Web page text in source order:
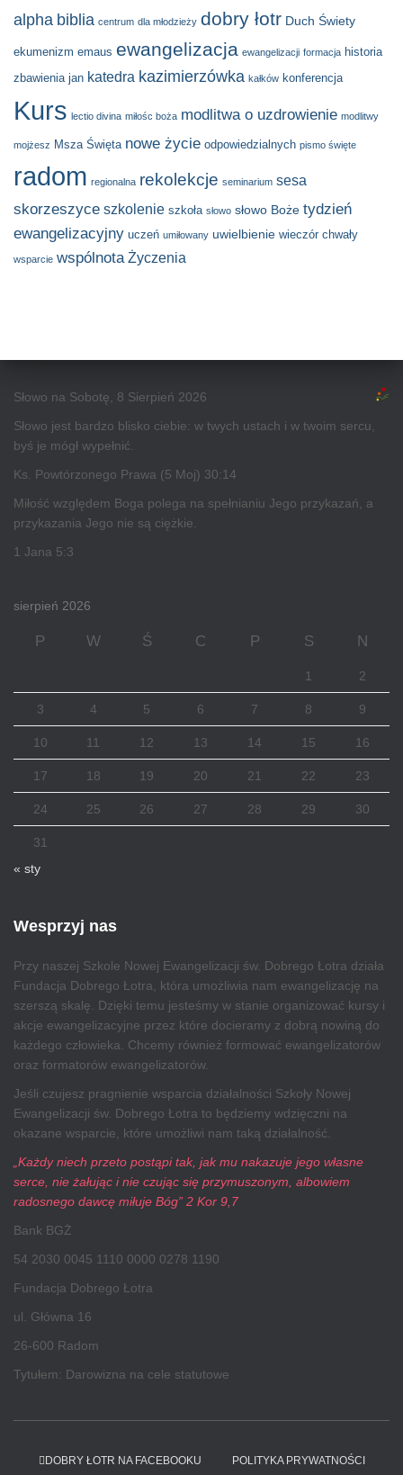
alpha biblia centrum dla młodzieży dobry łotr Duch Świety
ekumenizm emaus ewangelizacja ewangelizacji formacja historia
zbawienia jan katedra kazimierzówka kałków konferencja
Kurs lectio divina miłośc boża modlitwa o uzdrowienie modlitwy
mojżesz Msza Święta nowe życie odpowiedzialnych pismo święte
radom regionalna rekolekcje seminarium sesa
skorzeszyce szkolenie szkoła słowo słowo Boże tydzień
ewangelizacyjny uczeń umiłowany uwielbienie wieczór chwały
wsparcie wspólnota Życzenia
Słowo na Sobotę, 8 Sierpień 2026
Słowo jest bardzo blisko ciebie: w twych ustach i w twoim sercu,
byś je mógł wypełnić.
Ks. Powtórzonego Prawa (5 Moj) 30:14
Miłość względem Boga polega na spełnianiu Jego przykazań, a
przykazania Jego nie są ciężkie.
1 Jana 5:3
sierpień 2026
P W Ś C P S N
1 2
3 4 5 6 7 8 9
10 11 12 13 14 15 16
17 18 19 20 21 22 23
24 25 26 27 28 29 30
31
« sty
Wesprzyj nas
Przy naszej Szkole Nowej Ewangelizacji św. Dobrego Łotra działa
Fundacja Dobrego Łotra, która umożliwia nam ewangelizację na
szerszą skalę. Dzięki temu jesteśmy w stanie organizować kursy i
akcje ewangelizacyjne przez które docieramy z dobrą nowiną do
każdego człowieka. Chcemy również formować ewangelizatorów
oraz formatorów ewangelizatorów.
Jeśli czujesz pragnienie wsparcia działalności Szkoły Nowej
Ewangelizacji św. Dobrego Łotra to będziemy wdzięczni na
okazane wsparcie, które umożliwi nam taką działalność.
„Każdy niech przeto postąpi tak, jak mu nakazuje jego własne
serce, nie żałując i nie czując się przymuszonym, albowiem
radosnego dawcę miłuje Bóg” 2 Kor 9,7
Bank BGŻ
54 2030 0045 1110 0000 0278 1190
Fundacja Dobrego Łotra
ul. Główna 16
26-600 Radom
Tytułem: Darowizna na cele statutowe
DOBRY ŁOTR NA FACEBOOKU POLITYKA PRYWATNOŚCI